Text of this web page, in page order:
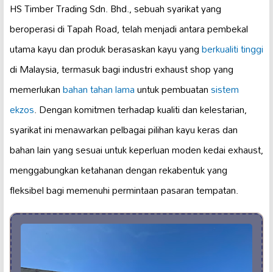
HS Timber Trading Sdn. Bhd., sebuah syarikat yang
beroperasi di Tapah Road, telah menjadi antara pembekal
utama kayu dan produk berasaskan kayu yangberkualiti tinggi
di Malaysia, termasuk bagi industri exhaust shop yang
memerlukanbahan tahan lamauntuk pembuatansistem
ekzos. Dengan komitmen terhadap kualiti dan kelestarian,
syarikat ini menawarkan pelbagai pilihan kayu keras dan
bahan lain yang sesuai untuk keperluan moden kedai exhaust,
menggabungkan ketahanan dengan rekabentuk yang
fleksibel bagi memenuhi permintaan pasaran tempatan.